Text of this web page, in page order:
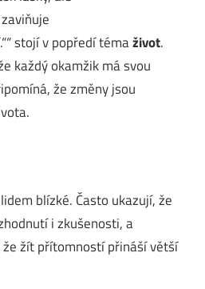
stojí v popředí témaživot.
každý okamžik má svou
že změny jsou
blízké. Často ukazují, že
i zkušenosti, a
žít přítomností přináší větší